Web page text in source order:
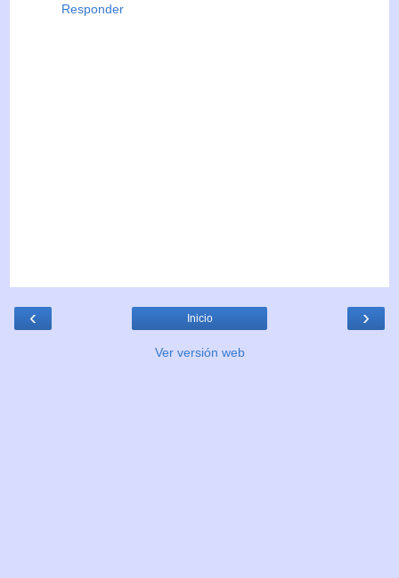
Responder
‹ ›
Inicio
Ver versión web